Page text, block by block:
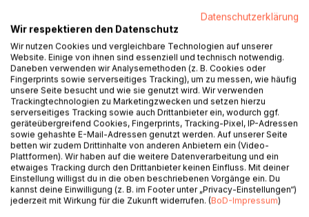
Dieses Geheimnis entfaltet Paulus im Epheserbrief, den er
wahrscheinlich um das Jahr 60 n. Chr. im Gefängnis in Rom
geschrieben hat, indem er vom Wunder und Geheimnis der
Juden und Heiden umgreifenden, in kosmische
Dimensionen hineinragenden Gemeinde und Kirche Jesu
Christi schwärmt. Er hat dabei sowohl die sichtbare
Gemeinde in Ephesus, in der er als Apostel drei Jahre
gelebt und gearbeitet hat, als auch die weltweite
unsichtbare Kirche Jesu Christi, von der nur Gott weiß, wer
dazu gehört, vor Augen. Der Epheserbrief zeigt uns die
hohe Bedeutung der Gemeinde Jesu Christi, die von
Ewigkeit her von Gott bestimmt ist, ein Zeugnis in der
gegenwärtigen und zukünftigen Welt zu sein. Christsein
ohne Zugehörigkeit zu einer örtlichen Gemeinde oder
Datenschutzerklärung
Wir respektieren den Datenschutz
Wir nutzen Cookies und vergleichbare Technologien auf unserer
Website. Einige von ihnen sind essenziell und technisch notwendig.
Daneben verwenden wir Analysemethoden (z. B. Cookies oder
Fingerprints sowie serverseitiges Tracking), um zu messen, wie häufig
unsere Seite besucht und wie sie genutzt wird. Wir verwenden
Trackingtechnologien zu Marketingzwecken und setzen hierzu
serverseitiges Tracking sowie auch Drittanbieter ein, wodurch ggf.
geräteübergreifend Cookies, Fingerprints, Tracking-Pixel, IP-Adressen
sowie gehashte E-Mail-Adressen genutzt werden. Auf unserer Seite
betten wir zudem Drittinhalte von anderen Anbietern ein (Video-
Plattformen). Wir haben auf die weitere Datenverarbeitung und ein
etwaiges Tracking durch den Drittanbieter keinen Einfluss. Mit deiner
Einstellung willigst du in die oben beschriebenen Vorgänge ein. Du
kannst deine Einwilligung (z. B. im Footer unter „Privacy-Einstellungen“)
jederzeit mit Wirkung für die Zukunft widerrufen. (BoD-Impressum)